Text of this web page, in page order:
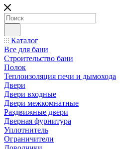
Каталог
Все для бани
Строительство бани
Полок
Теплоизоляция печи и дымохода
Двери
Двери входные
Двери межкомнатные
Раздвижные двери
Дверная фурнитура
Уплотнитель
Ограничители